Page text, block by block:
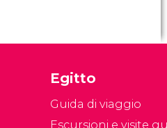
Egitto
Guida di viaggio
Escursioni e visite